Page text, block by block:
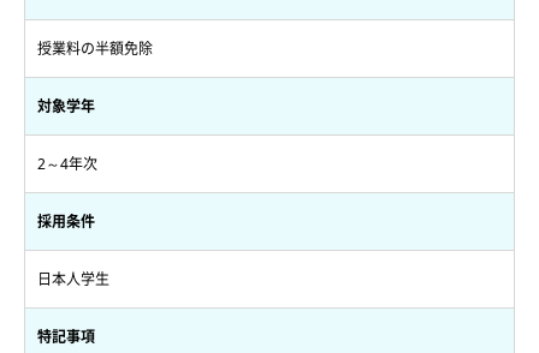
授業料の半額免除
対象学年
2～4年次
採用条件
日本人学生
特記事項